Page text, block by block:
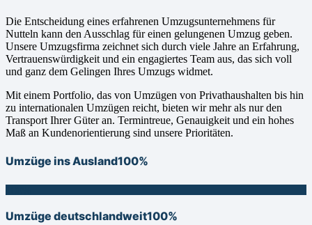
Die Entscheidung eines erfahrenen Umzugsunternehmens für
Nutteln kann den Ausschlag für einen gelungenen Umzug geben.
Unsere Umzugsfirma zeichnet sich durch viele Jahre an Erfahrung,
Vertrauenswürdigkeit und ein engagiertes Team aus, das sich voll
und ganz dem Gelingen Ihres Umzugs widmet.
Mit einem Portfolio, das von Umzügen von Privathaushalten bis hin
zu internationalen Umzügen reicht, bieten wir mehr als nur den
Transport Ihrer Güter an. Termintreue, Genauigkeit und ein hohes
Maß an Kundenorientierung sind unsere Prioritäten.
Umzüge ins Ausland100%
Umzüge deutschlandweit100%